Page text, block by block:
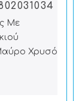
Με
Χρυσό